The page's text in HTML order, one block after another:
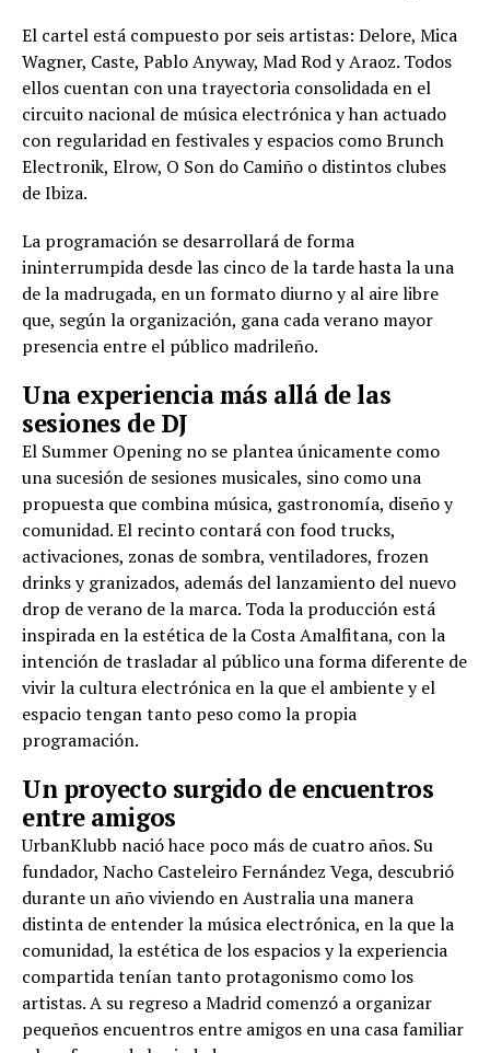
El cartel está compuesto por seis artistas: Delore, Mica
Wagner, Caste, Pablo Anyway, Mad Rod y Araoz. Todos
ellos cuentan con una trayectoria consolidada en el
circuito nacional de música electrónica y han actuado
con regularidad en festivales y espacios como Brunch
Electronik, Elrow, O Son do Camiño o distintos clubes
de Ibiza.
La programación se desarrollará de forma
ininterrumpida desde las cinco de la tarde hasta la una
de la madrugada, en un formato diurno y al aire libre
que, según la organización, gana cada verano mayor
presencia entre el público madrileño.
Una experiencia más allá de las
sesiones de DJ
El Summer Opening no se plantea únicamente como
una sucesión de sesiones musicales, sino como una
propuesta que combina música, gastronomía, diseño y
comunidad. El recinto contará con food trucks,
activaciones, zonas de sombra, ventiladores, frozen
drinks y granizados, además del lanzamiento del nuevo
drop de verano de la marca. Toda la producción está
inspirada en la estética de la Costa Amalfitana, con la
intención de trasladar al público una forma diferente de
vivir la cultura electrónica en la que el ambiente y el
espacio tengan tanto peso como la propia
programación.
Un proyecto surgido de encuentros
entre amigos
UrbanKlubb nació hace poco más de cuatro años. Su
fundador, Nacho Casteleiro Fernández Vega, descubrió
durante un año viviendo en Australia una manera
distinta de entender la música electrónica, en la que la
comunidad, la estética de los espacios y la experiencia
compartida tenían tanto protagonismo como los
artistas. A su regreso a Madrid comenzó a organizar
pequeños encuentros entre amigos en una casa familiar